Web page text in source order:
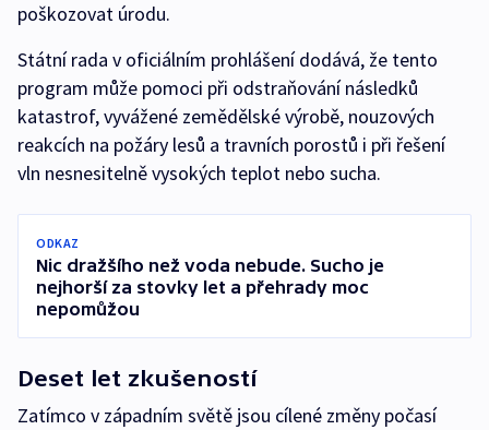
poškozovat úrodu.
Státní rada v oficiálním prohlášení dodává, že tento
program může pomoci při odstraňování následků
katastrof, vyvážené zemědělské výrobě, nouzových
reakcích na požáry lesů a travních porostů i při řešení
vln nesnesitelně vysokých teplot nebo sucha.
ODKAZ
Nic dražšího než voda nebude. Sucho je
nejhorší za stovky let a přehrady moc
nepomůžou
Deset let zkušeností
Zatímco v západním světě jsou cílené změny počasí